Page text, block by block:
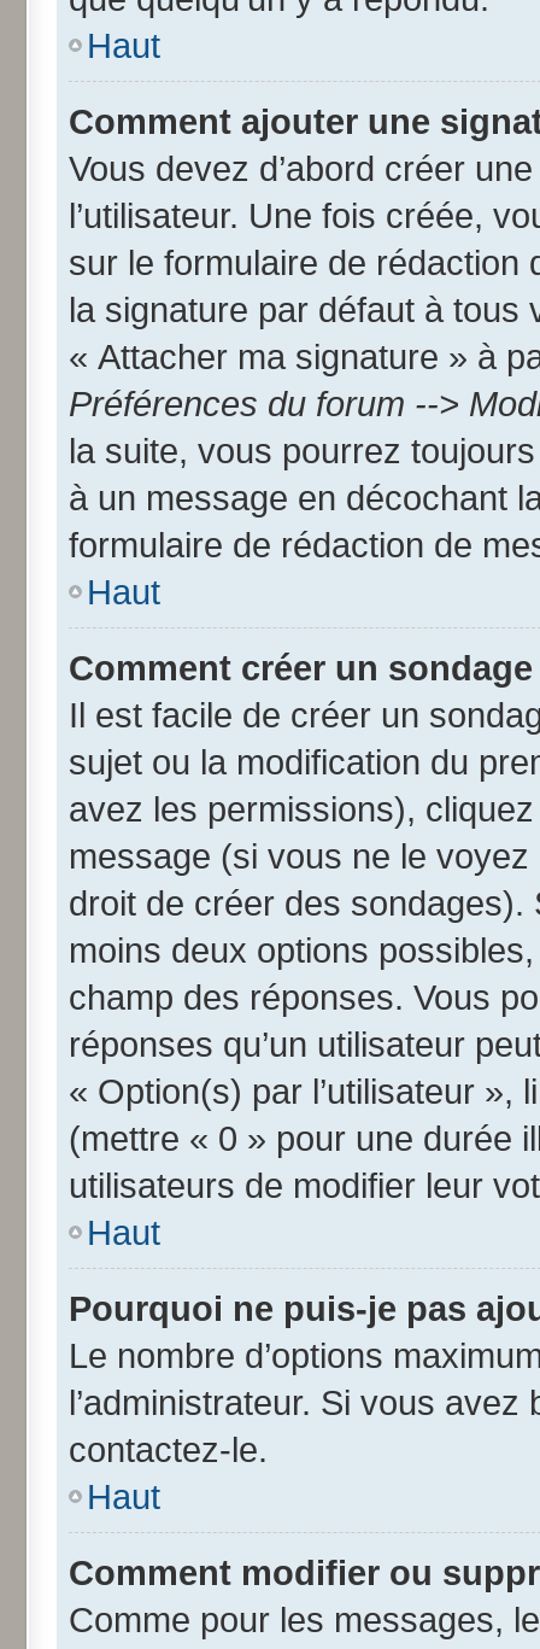
Haut
Comment ajouter une
Vous devez d’abord créer
l’utilisateur. Une fois créée,
sur le formulaire de rédaction
la signature par défaut à tous
« Attacher ma signature » à
Préférences du forum -->
la suite, vous pourrez
à un message en décochant
formulaire de rédaction de
Haut
Comment créer un
Il est facile de créer un
sujet ou la modification du
avez les permissions),
message (si vous ne le
droit de créer des
moins deux options
champ des réponses. Vous
réponses qu’un utilisateur
« Option(s) par l’utilisateur »,
(mettre « 0 » pour une durée
utilisateurs de modifier leur
Haut
Pourquoi ne puis-je pas
Le nombre d’options
l’administrateur. Si vous avez
contactez-le.
Haut
Comment modifier ou
Comme pour les messages,